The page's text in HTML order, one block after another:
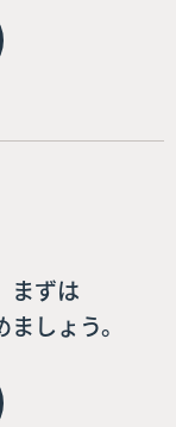
まずは
しょう。